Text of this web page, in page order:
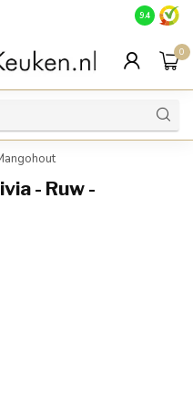
Gratis
9.4
0
- Ruw -